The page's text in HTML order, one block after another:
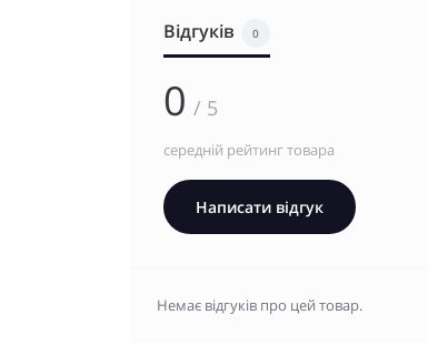
Відгуків 0
0 / 5
середній рейтинг товара
Написати відгук
Немає відгуків про цей товар.